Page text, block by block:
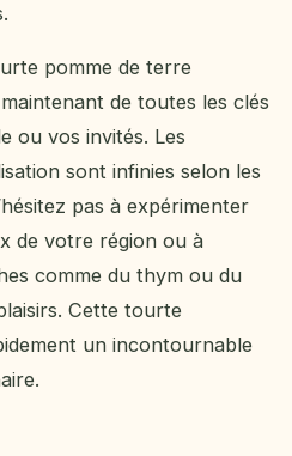
pomme de terre
de toutes les clés
ou vos invités. Les
sont infinies selon les
pas à expérimenter
de votre région ou à
comme du thym ou du
Cette tourte
un incontournable